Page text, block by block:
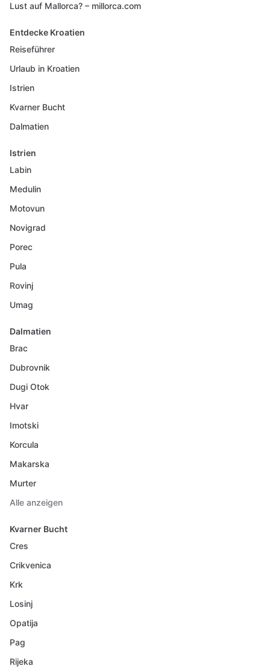
Lust auf Mallorca? – millorca.com
Entdecke Kroatien
Reiseführer
Urlaub in Kroatien
Istrien
Kvarner Bucht
Dalmatien
Istrien
Labin
Medulin
Motovun
Novigrad
Porec
Pula
Rovinj
Umag
Dalmatien
Brac
Dubrovnik
Dugi Otok
Hvar
Imotski
Korcula
Makarska
Murter
Alle anzeigen
Kvarner Bucht
Cres
Crikvenica
Krk
Losinj
Opatija
Pag
Rijeka